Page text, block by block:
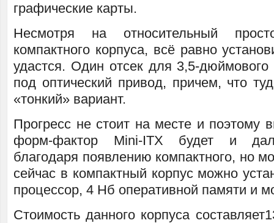
графические карты.
Несмотря на относительный
компактного корпуса, всё равно
удастся. Один отсек для 3,5-дюймового
под оптический привод, причем, что
«тонкий» вариант.
Прогресс не стоит на месте и поэтому
форм-фактор Mini-ITX будет и
благодаря появлению компактного, но
сейчас в компактный корпус можно
процессор, 4 Нб оперативной памяти и
Стоимость данного корпуса